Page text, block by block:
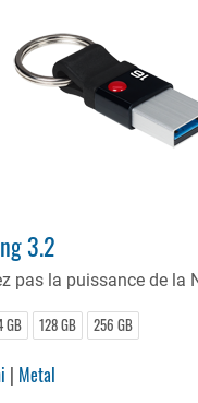
3.2
pas la puissance de la
GB 128 GB 256 GB
| Metal